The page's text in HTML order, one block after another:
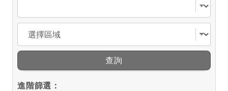
選擇區域
查詢
進階篩選：